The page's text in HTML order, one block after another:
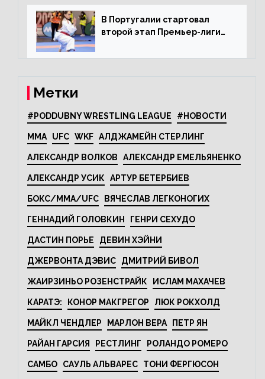
В Португалии стартовал
второй этап Премьер-лиги
Метки
#PODDUBNY WRESTLING LEAGUE #НОВОСТИ
MMA UFC WKF АЛДЖАМЕЙН СТЕРЛИНГ
АЛЕКСАНДР ВОЛКОВ АЛЕКСАНДР ЕМЕЛЬЯНЕНКО
АЛЕКСАНДР УСИК АРТУР БЕТЕРБИЕВ
БОКС/MMA/UFC ВЯЧЕСЛАВ ЛЕГКОНОГИХ
ГЕННАДИЙ ГОЛОВКИН ГЕНРИ СЕХУДО
ДАСТИН ПОРЬЕ ДЕВИН ХЭЙНИ
ДЖЕРВОНТА ДЭВИС ДМИТРИЙ БИВОЛ
ЖАИРЗИНЬО РОЗЕНСТРАЙК ИСЛАМ МАХАЧЕВ
КАРАТЭ: КОНОР МАКГРЕГОР ЛЮК РОКХОЛД
МАЙКЛ ЧЕНДЛЕР МАРЛОН ВЕРА ПЕТР ЯН
РАЙАН ГАРСИЯ РЕСТЛИНГ РОЛАНДО РОМЕРО
САМБО САУЛЬ АЛЬВАРЕС ТОНИ ФЕРГЮСОН